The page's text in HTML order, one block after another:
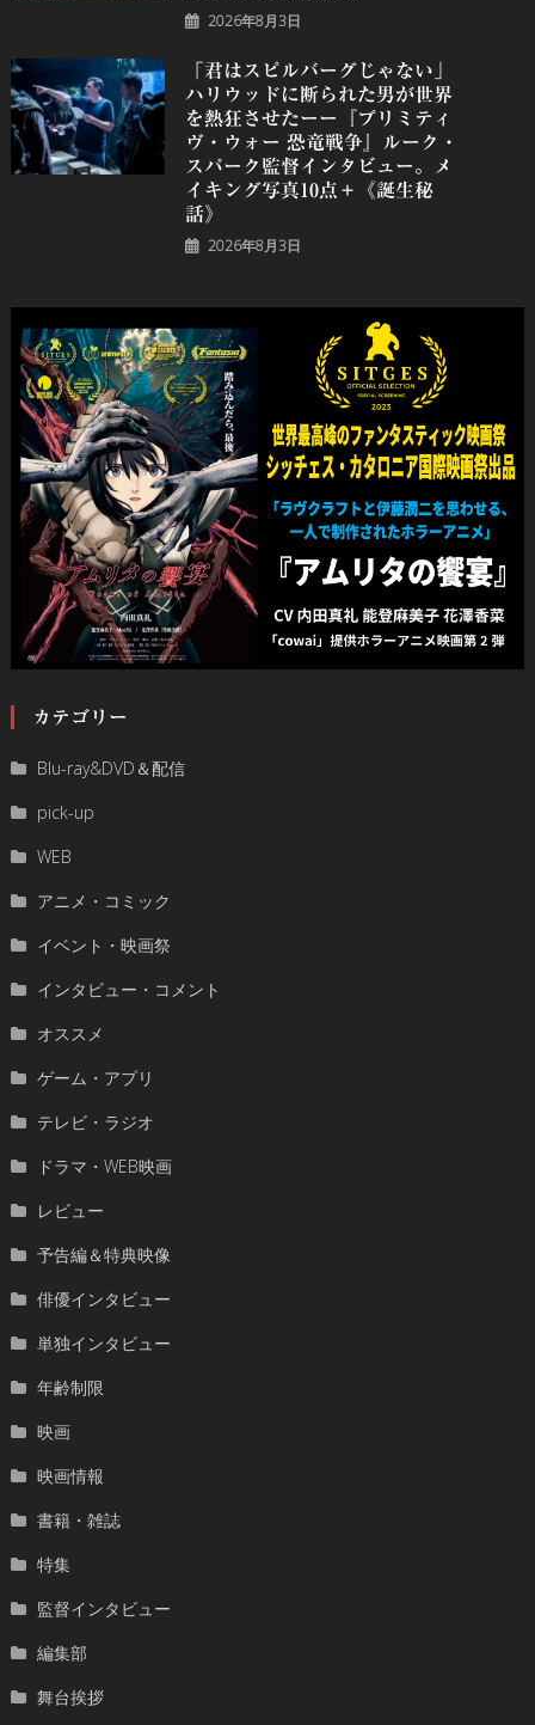
2026年8月3日
「君はスピルバーグじゃない」
ハリウッドに断られた男が世界
を熱狂させたーー『プリミティ
ヴ・ウォー 恐⻯戦争』ルーク・
スパーク監督インタビュー。メ
イキング写真10点＋《誕⽣秘
話》
2026年8月3日
カテゴリー
Blu-ray&DVD＆配信
pick-up
WEB
アニメ・コミック
イベント・映画祭
インタビュー・コメント
オススメ
ゲーム・アプリ
テレビ・ラジオ
ドラマ・WEB映画
レビュー
予告編＆特典映像
俳優インタビュー
単独インタビュー
年齢制限
映画
映画情報
書籍・雑誌
特集
監督インタビュー
編集部
舞台挨拶